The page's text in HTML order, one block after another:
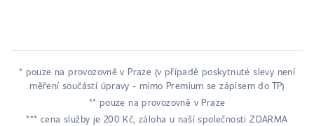
* pouze na provozovně v Praze (v případě poskytnuté slevy není
měření součástí úpravy - mimo Premium se zápisem do TP)
** pouze na provozovně v Praze
*** cena služby je 200 Kč, záloha u naší společnosti ZDARMA